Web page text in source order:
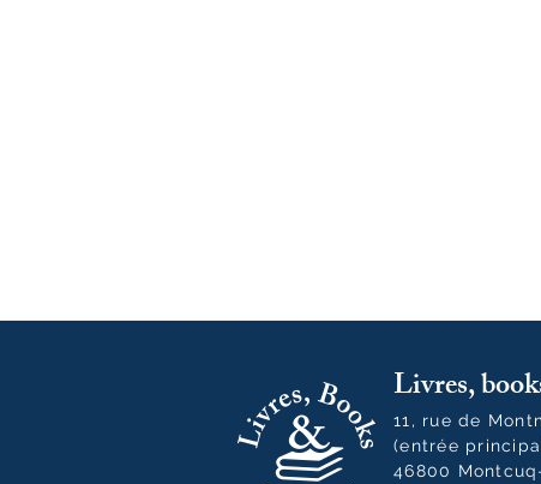
Livres,
11, rue de
(entrée
46800